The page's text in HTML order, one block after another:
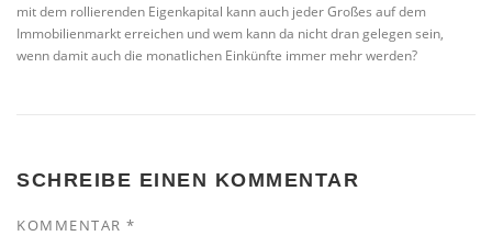
mit dem rollierenden Eigenkapital kann auch jeder Großes auf dem
Immobilienmarkt erreichen und wem kann da nicht dran gelegen sein,
wenn damit auch die monatlichen Einkünfte immer mehr werden?
SCHREIBE EINEN KOMMENTAR
KOMMENTAR *